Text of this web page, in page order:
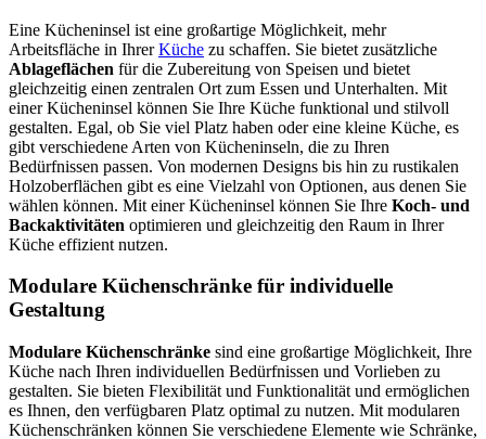
Eine Kücheninsel ist eine großartige Möglichkeit, mehr
Arbeitsfläche in IhrerKüche zu schaffen. Sie bietet zusätzliche
Ablageflächen für die Zubereitung von Speisen und bietet
gleichzeitig einen zentralen Ort zum Essen und Unterhalten. Mit
einer Kücheninsel können Sie Ihre Küche funktional und stilvoll
gestalten. Egal, ob Sie viel Platz haben oder eine kleine Küche, es
gibt verschiedene Arten von Kücheninseln, die zu Ihren
Bedürfnissen passen. Von modernen Designs bis hin zu rustikalen
Holzoberflächen gibt es eine Vielzahl von Optionen, aus denen Sie
wählen können. Mit einer Kücheninsel können Sie Ihre Koch- und
Backaktivitäten optimieren und gleichzeitig den Raum in Ihrer
Küche effizient nutzen.
Modulare Küchenschränke für individuelle
Gestaltung
Modulare Küchenschränke sind eine großartige Möglichkeit, Ihre
Küche nach Ihren individuellen Bedürfnissen und Vorlieben zu
gestalten. Sie bieten Flexibilität und Funktionalität und ermöglichen
es Ihnen, den verfügbaren Platz optimal zu nutzen. Mit modularen
Küchenschränken können Sie verschiedene Elemente wie Schränke,